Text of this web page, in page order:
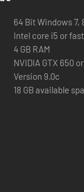
como os teus
jardinagem.
plantas,
novas roupas
64 Bit Windows 7,
Intel core i5 or
4 GB RAM
NVIDIA GTX 650
Version 9.0c
18 GB available